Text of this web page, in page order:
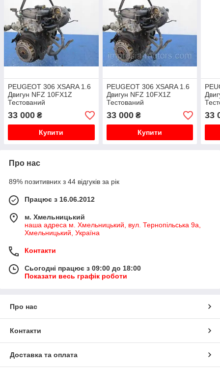
PEUGEOT 306 XSARA 1.6
Двигун NFZ 10FX1Z
Тестований
33 000 ₴
Купити
PEUGEOT 306 XSARA 1.6
Двигун NFZ 10FX1Z
Тестований
33 000₴
Купити
33
Про нас
89% позитивних з 44 відгуків за рік
Працює з 16.06.2012
м. Хмельницький
наша адреса м. Хмельницький, вул. Тернопільська 9а,
Хмельницький, Україна
Контакти
Сьогодні працює з 09:00 до 18:00
Показати весь графік роботи
Про нас
Контакти
Доставка та оплата